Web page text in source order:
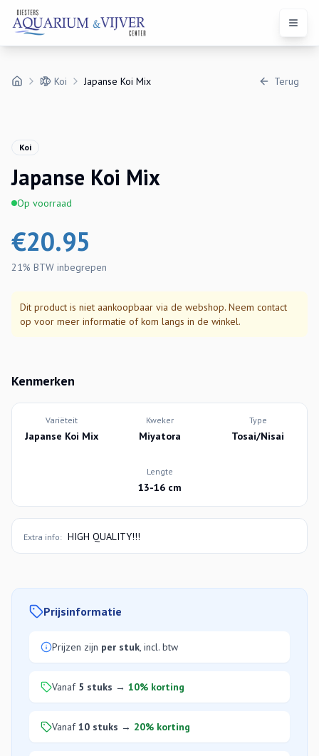
Open
Koi Japanse Koi Mix Terug
Koi
Japanse Koi Mix
Op voorraad
€20.95
21% BTW inbegrepen
Dit product is niet aankoopbaar via de webshop. Neem contact
op voor meer informatie of kom langs in de winkel.
Kenmerken
Variëteit
Japanse Koi Mix
Kweker
Miyatora
Type
Tosai/Nisai
Lengte
13-16 cm
Extra info: HIGH QUALITY!!!
Prijsinformatie
Prijzen zijn per stuk, incl. btw
Vanaf 5 stuks → 10% korting
Vanaf10 stuks → 20% korting